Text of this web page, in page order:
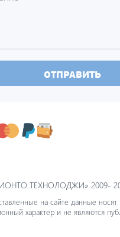
ОТПРАВИТЬ
ТЕХНОЛОДЖИ» 2009-
на сайте данные
характер и не являются